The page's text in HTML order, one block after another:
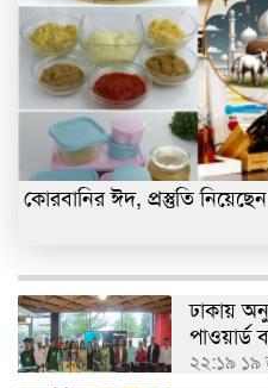
কোরবানির ঈদ, প্রস্তুতি
ঢাকায়
পাওয়ার্ড
২২:১৯